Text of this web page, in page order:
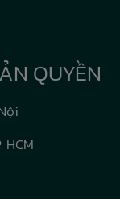
QUYỀN
HCM